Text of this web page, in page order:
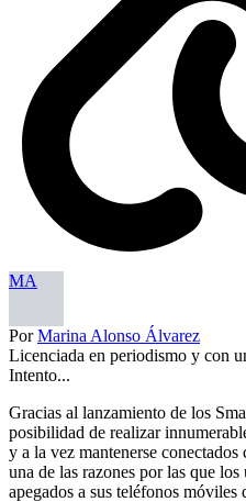
MA
PorMarina Alonso Álvarez
Licenciada en periodismo y con
Intento...
Gracias al lanzamiento de los
posibilidad de realizar
y a la vez mantenerse conectados
una de las razones por las que los
apegados a sus teléfonos móviles